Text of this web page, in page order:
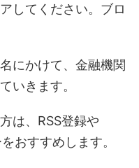
してください。ブロ
にかけて、金融機関
いきます。
は、RSS登録や
おすすめします。